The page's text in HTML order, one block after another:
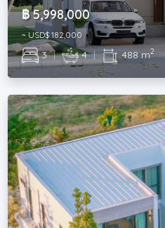
฿ 5,998,000
~ USD$ 182,000
3 | 4 | 488 m2